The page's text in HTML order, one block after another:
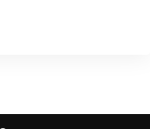
जाता है कि मोहिदीन